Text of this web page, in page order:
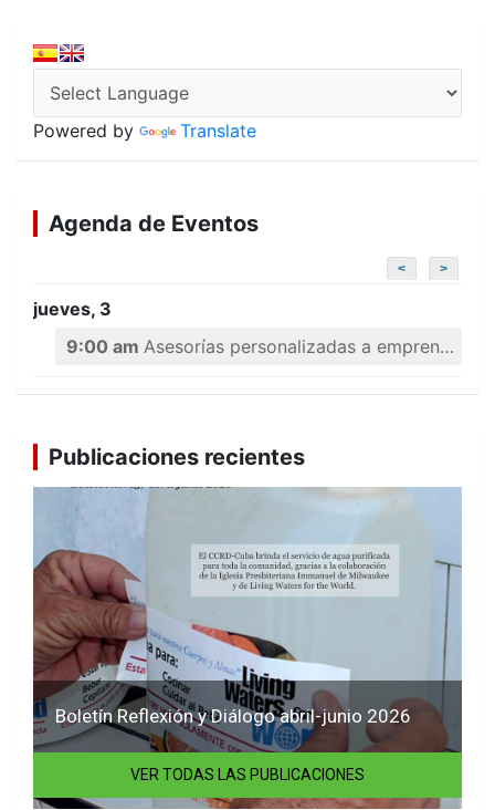
Powered by Translate
Agenda de Eventos
< >
jueves, 3
9:00 am Asesorías personalizadas a emprendedores
Publicaciones recientes
Boletín Reflexión y Diálogo abril-junio 2026
VER TODAS LAS PUBLICACIONES